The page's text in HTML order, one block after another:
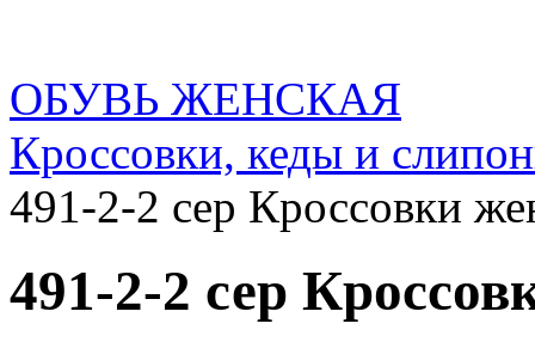
ОБУВЬ ЖЕНСКАЯ
Кроссовки, кеды и
491-2-2 сер Кроссовки
491-2-2 сер